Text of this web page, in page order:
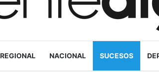
REGIONAL NACIONAL SUCESOS